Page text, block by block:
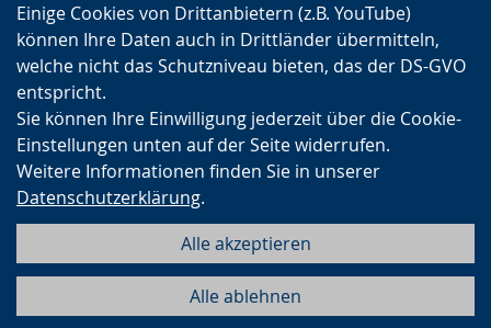
Einige Cookies von Drittanbietern (z.B. YouTube)
können Ihre Daten auch in Drittländer übermitteln,
welche nicht das Schutzniveau bieten, das der DS-GVO
entspricht.
Sie können Ihre Einwilligung jederzeit über die Cookie-
Einstellungen unten auf der Seite widerrufen.
Weitere Informationen finden Sie in unserer
Datenschutzerklärung.
Alle akzeptieren
Alle ablehnen